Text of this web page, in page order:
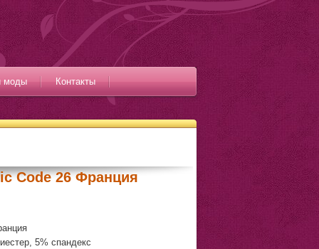
моды Контакты
Code 26 Франция
5% спандекс